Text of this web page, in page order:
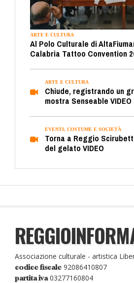
ARTE E CULTURA
Al Polo Culturale di
Calabria Tattoo Convention
ARTE E CULTURA
Chiude, registrando un
mostra Senseable VIDEO
EVENTI, COSTUME E SOCIETÀ
Torna a Reggio
del gelato VIDEO
Associazione culturale - artistica
codice fiscale 92086410807
partita iva03277160804